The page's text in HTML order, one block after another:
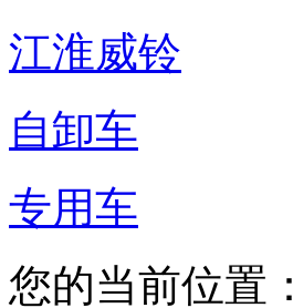
江淮威铃
自卸车
专用车
您的当前位置：